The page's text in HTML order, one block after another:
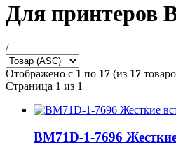
Для принтеров
/
Отображено с 1 по 17 (из 17
Страница 1 из 1
BM71D-1-7696